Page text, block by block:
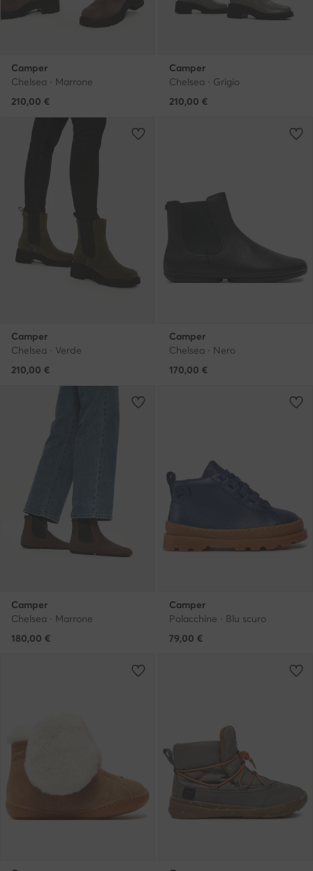
Camper
Chelsea · Marrone
210,00 €
Camper
Chelsea · Grigio
210,00 €
Camper
Chelsea · Verde
210,00 €
Camper
Chelsea · Nero
170,00 €
Camper
Chelsea · Marrone
180,00 €
Camper
Polacchine · Blu scuro
79,00 €